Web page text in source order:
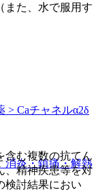
> Caチャネルα2δ
消炎・鎮痛・解熱
また、水で服用す
む複数の抗てん
、精神疾患等を対
検討結果におい